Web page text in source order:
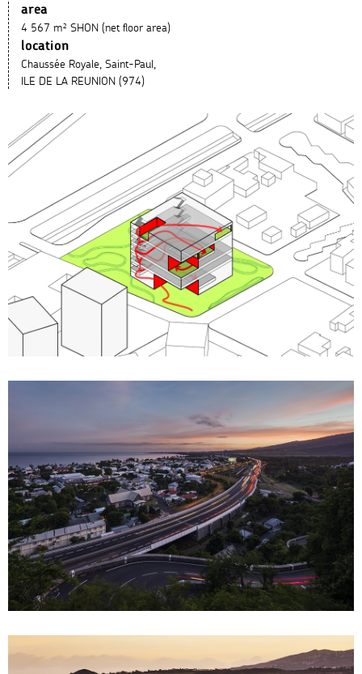
area
4 567 m² SHON (net floor area)
location
Chaussée Royale, Saint-Paul,
ILE DE LA REUNION (974)